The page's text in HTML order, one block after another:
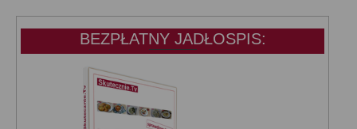
BEZPŁATNY JADŁOSPIS: